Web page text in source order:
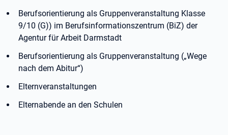
Berufsorientierung als Gruppenveranstaltung Klasse
9/10 (G)) im Berufsinformationszentrum (BiZ) der
Agentur für Arbeit Darmstadt
Berufsorientierung als Gruppenveranstaltung („Wege
nach dem Abitur“)
Elternveranstaltungen
Elternabende an den Schulen